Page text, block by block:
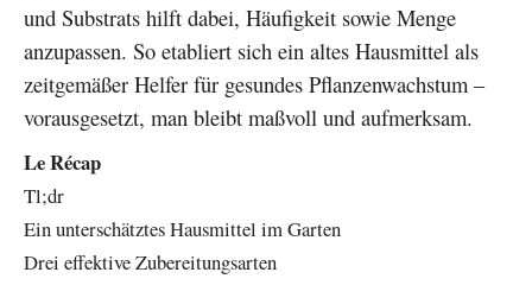
und Substrats hilft dabei, Häufigkeit sowie Menge
anzupassen. So etabliert sich ein altes Hausmittel als
zeitgemäßer Helfer für gesundes Pflanzenwachstum –
vorausgesetzt, man bleibt maßvoll und aufmerksam.
Le Récap
Tl;dr
Ein unterschätztes Hausmittel im Garten
Drei effektive Zubereitungsarten